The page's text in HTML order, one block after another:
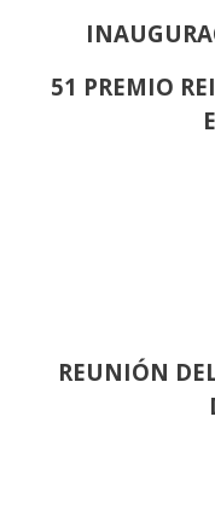
51 PREMIO
REUNIÓN